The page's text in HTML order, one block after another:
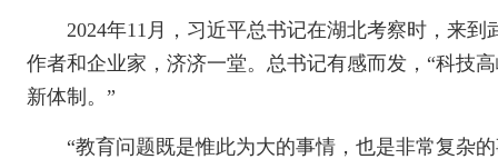
2024年11月，习近平总书记在湖北考察时，来
作者和企业家，济济一堂。总书记有感而发，“科技
新体制。”
“教育问题既是惟此为大的事情，也是非常复杂